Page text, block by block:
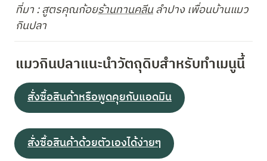
ที่มา : สูตรคุณก้อยร้านทานคลีน ลำปาง เพื่อนบ้านแมว
กินปลา
แมวกินปลาแนะนำวัตถุดิบสำหรับทำเมนูนี้
สั่งซื้อสินค้าหรือพูดคุยกับแอดมิน
สั่งซื้อสินค้าด้วยตัวเองได้ง่ายๆ